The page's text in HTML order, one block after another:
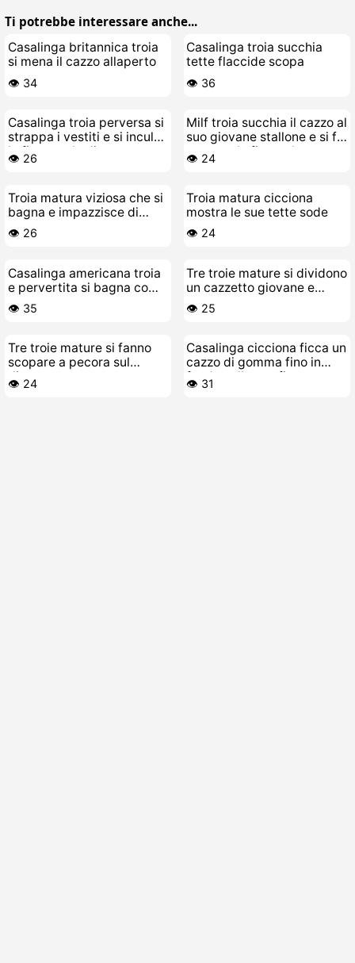
Ti potrebbe interessare anche...
Casalinga britannica troia
si mena il cazzo allaperto
👁️ 34
Casalinga troia succhia
tette flaccide scopa
👁️ 36
Casalinga troia perversa si
strappa i vestiti e si incula
la figa con le dita
👁️ 26
Milf troia succhia il cazzo al
suo giovane stallone e si fa
scopare la figa pelosa
👁️ 24
Troia matura viziosa che si
bagna e impazzisce di
cazzo
👁️ 26
Troia matura cicciona
mostra le sue tette sode
👁️ 24
Casalinga americana troia
e pervertita si bagna come
una fontana
👁️ 35
Tre troie mature si dividono
un cazzetto giovane e
birichino
👁️ 25
Tre troie mature si fanno
scopare a pecora sul
divano
👁️ 24
Casalinga cicciona ficca un
cazzo di gomma fino in
fondo nella sua figa
slabbrata
👁️ 31